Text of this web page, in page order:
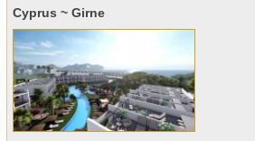
Cyprus ~ Girne